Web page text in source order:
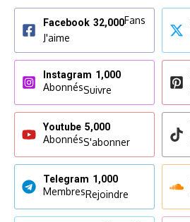
Facebook 32,000Fans
J'aime
Instagram 1,000
AbonnésSuivre
Youtube 5,000
AbonnésS'abonner
Telegram 1,000
MembresRejoindre